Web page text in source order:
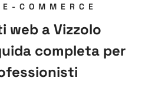
COMMERCE
web a Vizzolo
completa per